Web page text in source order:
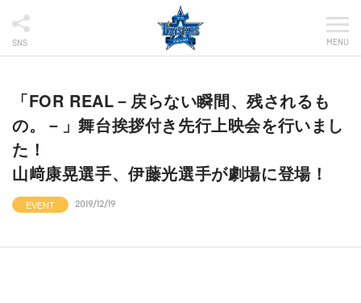
SNS MENU
「FOR REAL－戻らない瞬間、残されるも
の。－」舞台挨拶付き先行上映会を行いまし
た！
山﨑康晃選手、伊藤光選手が劇場に登場！
EVENT 2019/12/19